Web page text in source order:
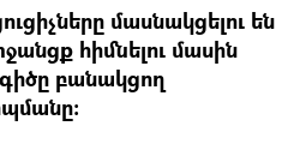
մասնակցելու են
հիմնելու մասին
բանակցող